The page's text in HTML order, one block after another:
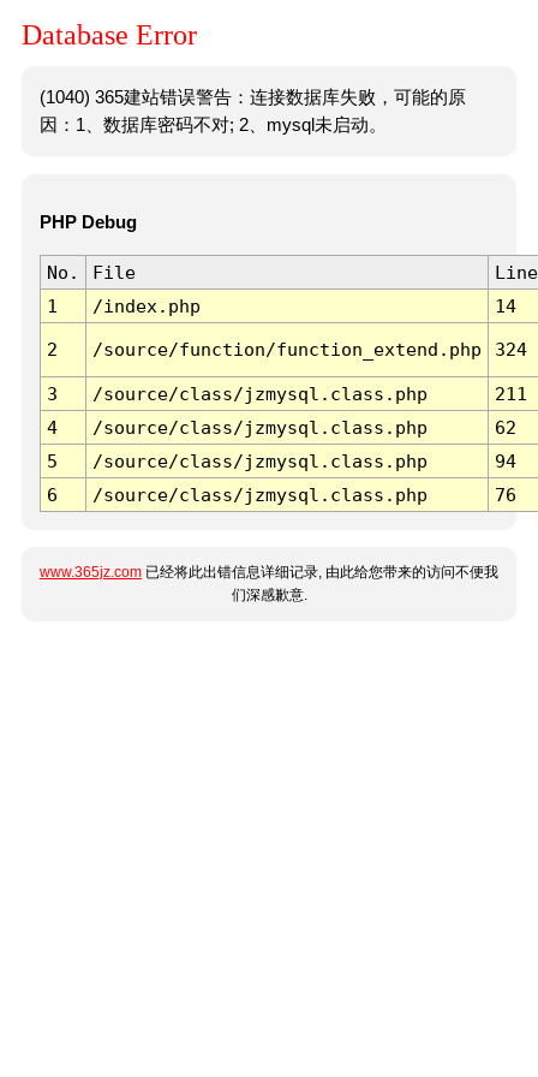
Database Error
(1040) 365建站错误警告：连接数据库失败，可能的原
因：1、数据库密码不对; 2、mysql未启动。
PHP Debug
No. File
Line
1
/index.php 14
2 /source/function/function_extend.php 324
3 /source/class/jzmysql.class.php
211
4
/source/class/jzmysql.class.php
62
5
/source/class/jzmysql.class.php
94
6
/source/class/jzmysql.class.php 76
www.365jz.com 已经将此出错信息详细记录, 由此给您带来的访问不便我
们深感歉意.